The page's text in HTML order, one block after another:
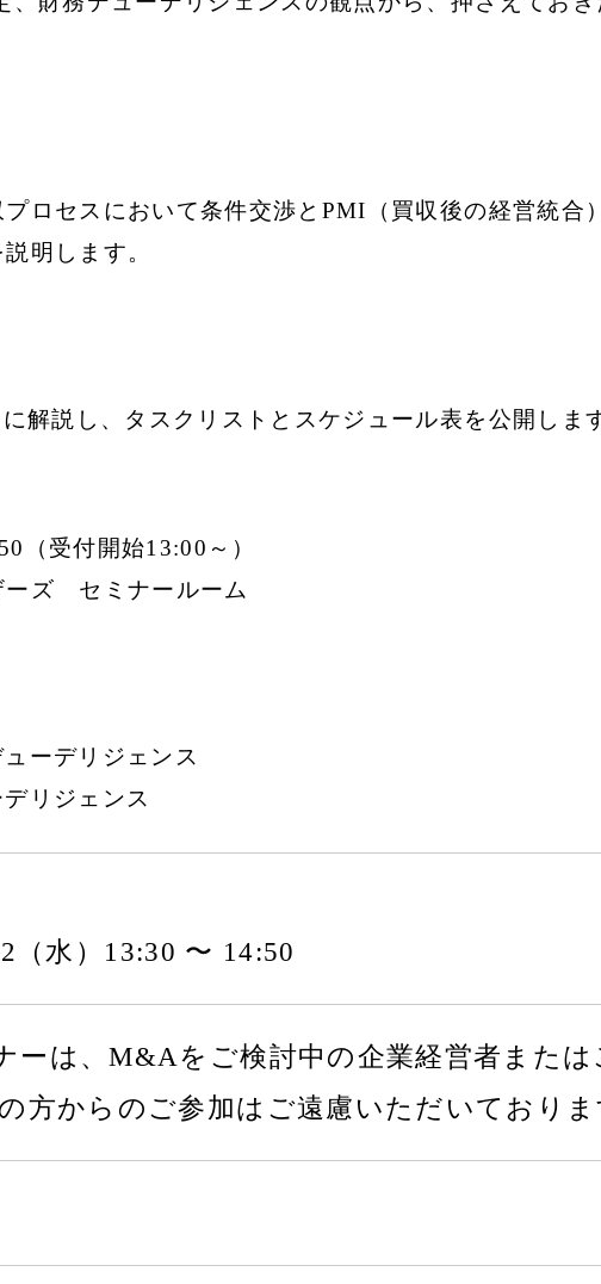
ロセスにおいて条件交渉とPMI（買収後の経営統合
明します。
解説し、タスクリストとスケジュール表を公開しま
（受付開始13:00～）
ーズ セミナールーム
ーデリジェンス
リジェンス
（水）13:30 〜 14:50
ーは、M&Aをご検討中の企業経営者また
方からのご参加はご遠慮いただいておりま